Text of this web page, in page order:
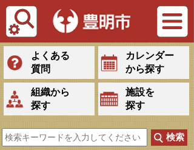
Tiếng Việt
よくある
質問
カレンダー
から探す
組織から
探す
施設を
探す